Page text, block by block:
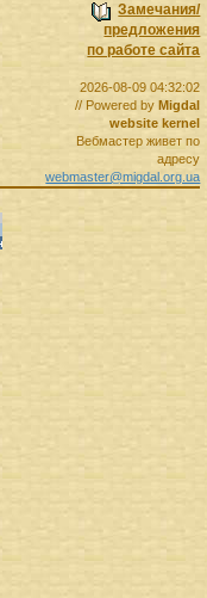
Замечания/
предложения
по работе сайта
2026-08-09 04:32:02
// Powered by Migdal
website kernel
Вебмастер живет по
адресу
webmaster@migdal.org.ua